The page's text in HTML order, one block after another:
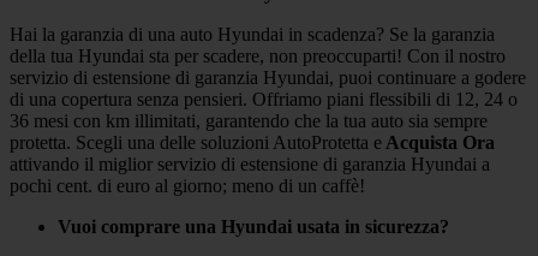
Hai la garanzia di una auto Hyundai in scadenza? Se la garanzia
della tua Hyundai sta per scadere, non preoccuparti! Con il nostro
servizio di estensione di garanzia Hyundai, puoi continuare a godere
di una copertura senza pensieri. Offriamo piani flessibili di 12, 24 o
36 mesi con km illimitati, garantendo che la tua auto sia sempre
protetta. Scegli una delle soluzioni AutoProtetta e Acquista Ora
attivando il miglior servizio di estensione di garanzia Hyundai a
pochi cent. di euro al giorno; meno di un caffè!
Vuoi comprare una Hyundai usata in sicurezza?